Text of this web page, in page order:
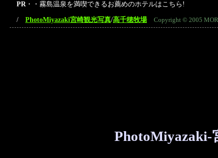
PR・・霧島温泉を満喫できるお薦めのホテルはこちら!
/ PhotoMiyazaki宮崎観光写真/高千穂牧場 Copyright © 2005
PhotoMiyazaki-